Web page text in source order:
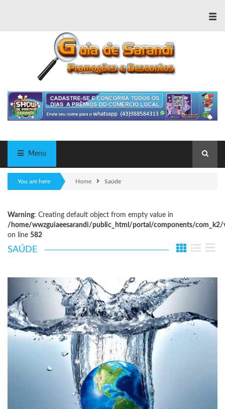
≡
Menu
You are here Home Saúde
Warning: Creating default object from empty value in
/home/wwzguiaeesarandi/public_html/portal/components/
on line 582
SAÚDE